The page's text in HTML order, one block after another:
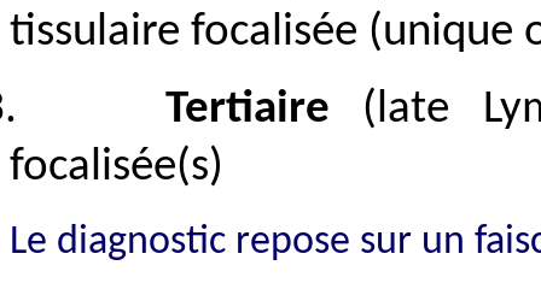
tissulaire focalisée (unique
Tertiaire (late
focalisée(s)
Le diagnostic repose sur un